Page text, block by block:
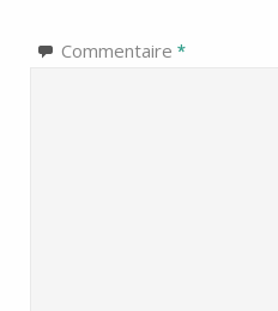
Commentaire *